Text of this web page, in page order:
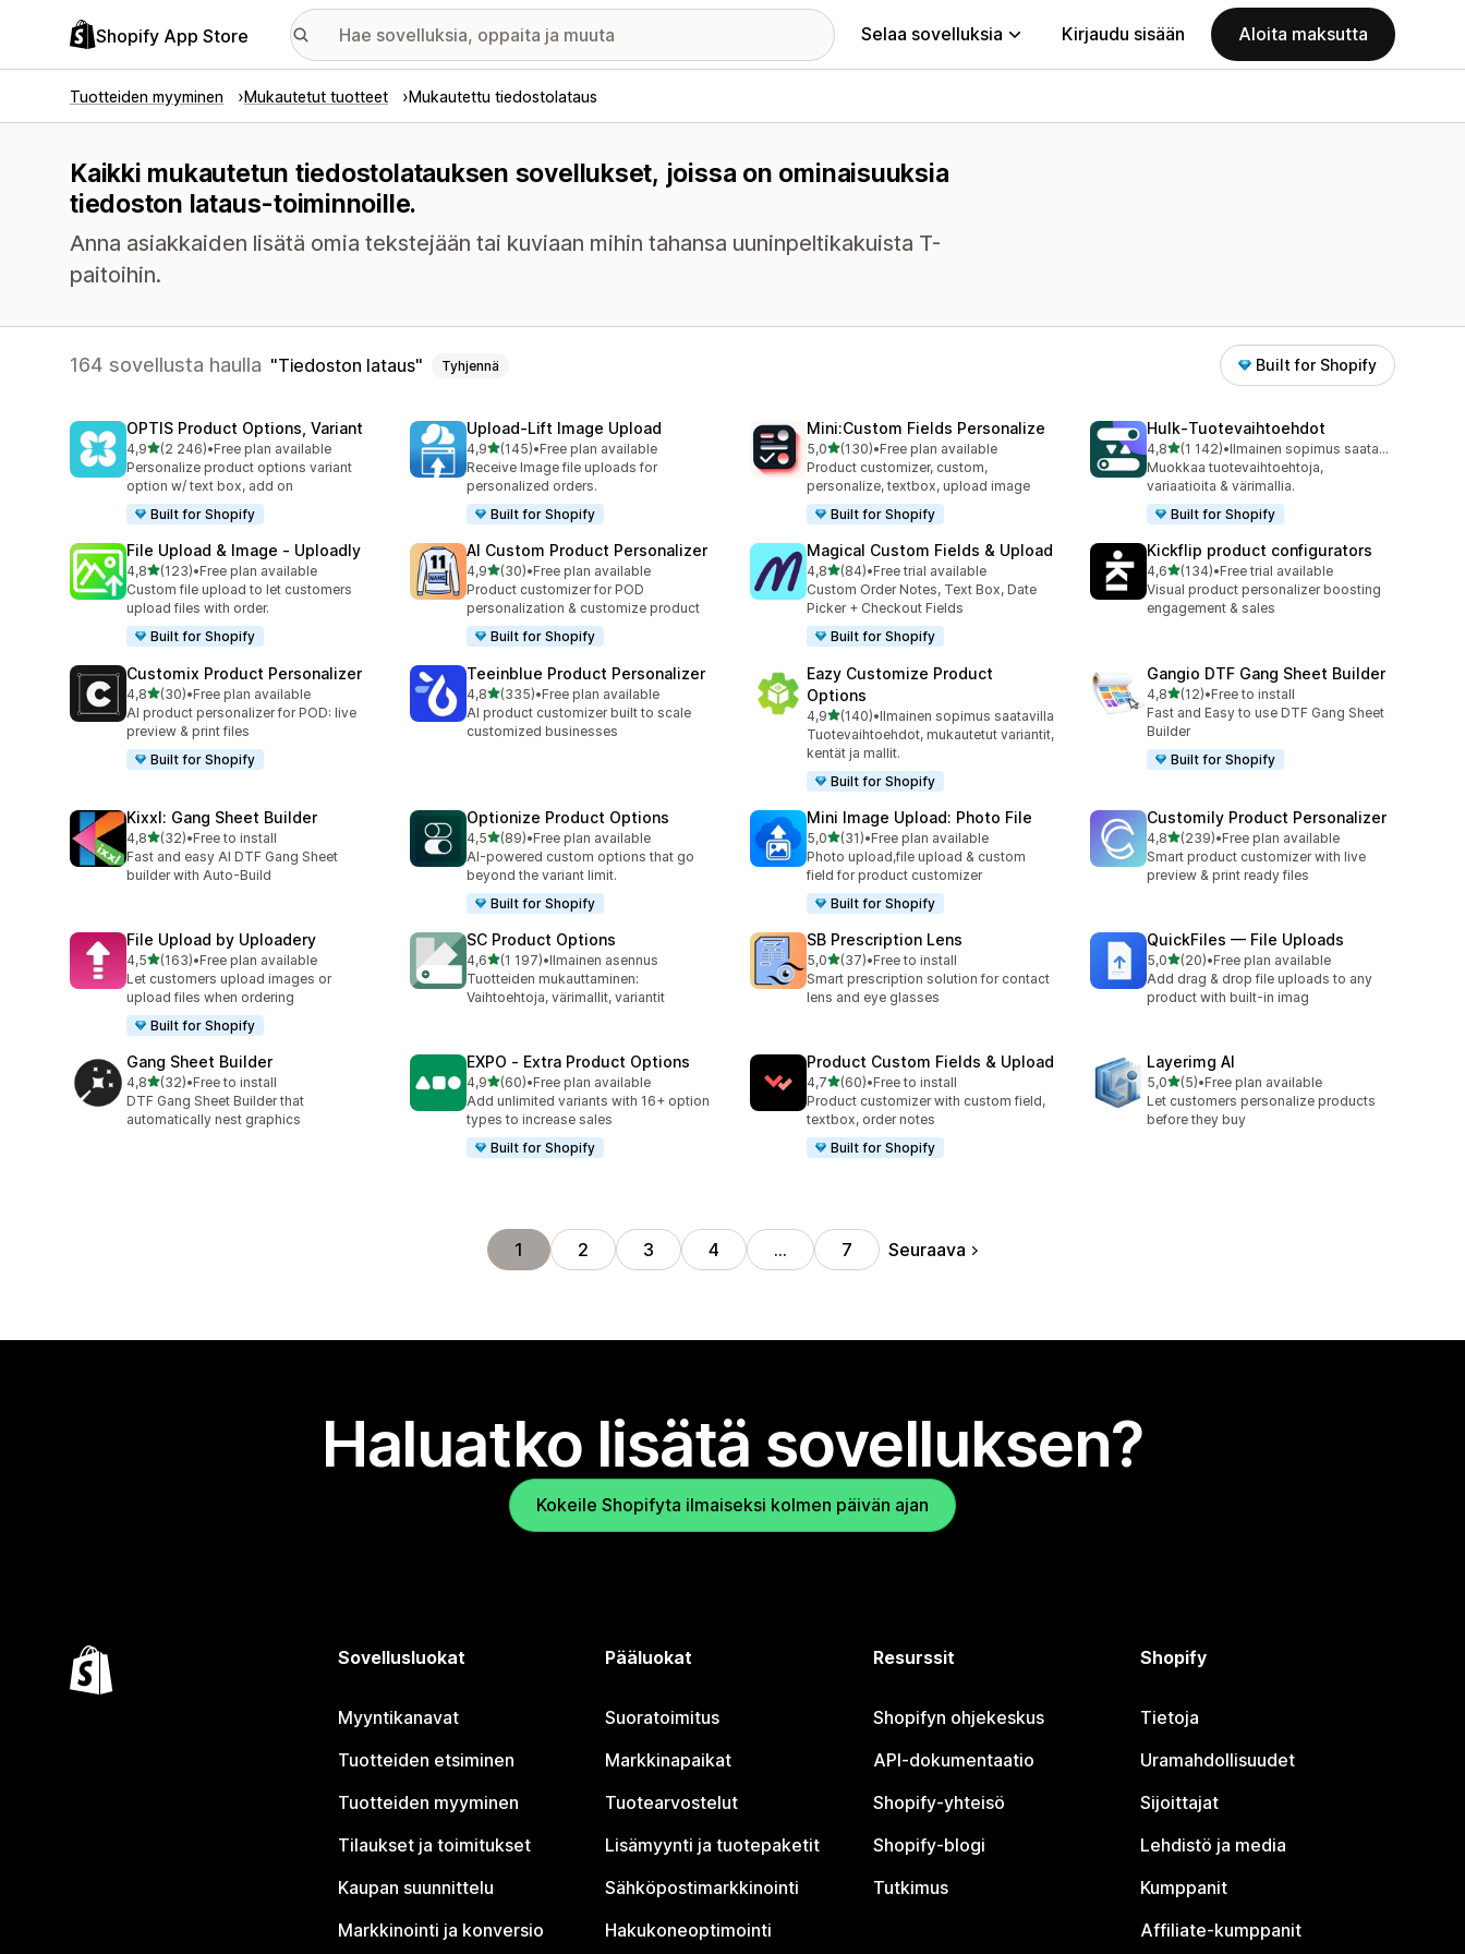
Shopify App Store Selaa sovelluksia Kirjaudu sisään Aloita maksutta
Tuotteiden myyminen Mukautetut tuotteet Mukautettu tiedostolataus
Kaikki mukautetun tiedostolatauksen sovellukset, joissa on ominaisuuksia
tiedoston lataus-toiminnoille.
Anna asiakkaiden lisätä omia tekstejään tai kuviaan mihin tahansa uuninpeltikakuista T-
paitoihin.
164 sovellusta haulla Tiedoston lataus Tyhjennä Built for Shopify
OPTIS Product Options, Variant
4,9/ 5 tähteä
(2 246)
2246 arvostelua yhteensä
•Free plan available
Personalize product options variant
option w/ text box, add on
Built for Shopify
Upload‑Lift Image Upload
4,9/ 5 tähteä
(145)
145 arvostelua yhteensä
•Free plan available
Receive Image file uploads for
personalized orders.
Built for Shopify
Mini:Custom Fields Personalize
5,0/ 5 tähteä
(130)
130 arvostelua yhteensä
•Free plan available
Product customizer, custom,
personalize, textbox, upload image
Built for Shopify
Hulk‑Tuotevaihtoehdot
4,8/ 5 tähteä
(1 142)
1142 arvostelua yhteensä
•
Ilmainen sopimus saatavilla
Muokkaa tuote­vaihtoehtoja,
variaatioita & värimallia.
Built for Shopify
File Upload & Image ‑ Uploadly
4,8/ 5 tähteä
(123)
123 arvostelua yhteensä
•Free plan available
Custom file upload to let customers
upload files with order.
Built for Shopify
AI Custom Product Personalizer
4,9/ 5 tähteä
(30)
30 arvostelua yhteensä
•Free plan available
Product customizer for POD
personalization & customize product
Built for Shopify
Magical Custom Fields & Upload
4,8/ 5 tähteä
(84)
84 arvostelua yhteensä
•Free trial available
Custom Order Notes, Text Box, Date
Picker + Checkout Fields
Built for Shopify
Kickflip product configurators
4,6/ 5 tähteä
(134)
134 arvostelua yhteensä
•Free trial available
Visual product personalizer boosting
engagement & sales
Customix Product Personalizer
4,8/ 5 tähteä
(30)
30 arvostelua yhteensä
•Free plan available
AI product personalizer for POD: live
preview & print files
Built for Shopify
Teeinblue Product Personalizer
4,8/ 5 tähteä
(335)
335 arvostelua yhteensä
•Free plan available
AI product customizer built to scale
customized businesses
Eazy Customize Product
Options
4,9/ 5 tähteä
(140)
140 arvostelua yhteensä
•Ilmainen sopimus saatavilla
Tuotevaihtoehdot, mukautetut variantit,
kentät ja mallit.
Built for Shopify
Gangio DTF Gang Sheet Builder
4,8/ 5 tähteä
(12)
12 arvostelua yhteensä
•Free to install
Fast and Easy to use DTF Gang Sheet
Builder
Built for Shopify
Kixxl: Gang Sheet Builder
4,8/ 5 tähteä
(32)
32 arvostelua yhteensä
•Free to install
Fast and easy AI DTF Gang Sheet
builder with Auto-Build
Optionize Product Options
4,5/ 5 tähteä
(89)
89 arvostelua yhteensä
•Free plan available
AI-powered custom options that go
beyond the variant limit.
Built for Shopify
Mini Image Upload: Photo File
5,0/ 5 tähteä
(31)
31 arvostelua yhteensä
•Free plan available
Photo upload,file upload & custom
field for product customizer
Built for Shopify
Customily Product Personalizer
4,8/ 5 tähteä
(239)
239 arvostelua yhteensä
•Free plan available
Smart product customizer with live
preview & print ready files
File Upload by Uploadery
4,5/ 5 tähteä
(163)
163 arvostelua yhteensä
•Free plan available
Let customers upload images or
upload files when ordering
Built for Shopify
SC Product Options
4,6/ 5 tähteä
(1 197)
1197 arvostelua yhteensä
•Ilmainen asennus
Tuotteiden mukauttaminen:
Vaihtoehtoja, värimallit, variantit
SB Prescription Lens
5,0/ 5 tähteä
(37)
37 arvostelua yhteensä
•Free to install
Smart prescription solution for contact
lens and eye glasses
QuickFiles — File Uploads
5,0/ 5 tähteä
(20)
20 arvostelua yhteensä
•Free plan available
Add drag & drop file uploads to any
product with built-in imag
Gang Sheet Builder
4,8/ 5 tähteä
(32)
32 arvostelua yhteensä
•Free to install
DTF Gang Sheet Builder that
automatically nest graphics
EXPO ‑ Extra Product Options
4,9/ 5 tähteä
(60)
60 arvostelua yhteensä
•Free plan available
Add unlimited variants with 16+ option
types to increase sales
Built for Shopify
Product Custom Fields & Upload
4,7/ 5 tähteä
(60)
60 arvostelua yhteensä
•Free to install
Product customizer with custom field,
textbox, order notes
Built for Shopify
Layerimg AI
5,0/ 5 tähteä
(5)
5 arvostelua yhteensä
•Free plan available
Let customers personalize products
before they buy
1 2 3 4 … 7 Seuraava
Haluatko lisätä sovelluksen?
Kokeile Shopifyta ilmaiseksi kolmen päivän ajan
Sovellusluokat
Myyntikanavat
Tuotteiden etsiminen
Tuotteiden myyminen
Tilaukset ja toimitukset
Kaupan suunnittelu
Markkinointi ja konversio
Pääluokat
Suoratoimitus
Markkinapaikat
Tuotearvostelut
Lisämyynti ja tuotepaketit
Sähköpostimarkkinointi
Hakukoneoptimointi
Resurssit
Shopifyn ohjekeskus
API-dokumentaatio
Shopify-yhteisö
Shopify-blogi
Tutkimus
Shopify
Tietoja
Uramahdollisuudet
Sijoittajat
Lehdistö ja media
Kumppanit
Affiliate-kumppanit